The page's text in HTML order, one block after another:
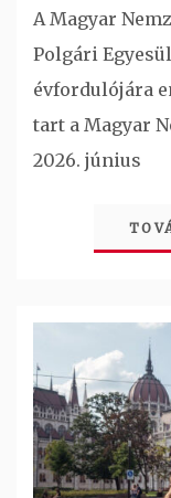
A Magyar
Polgári
évfordulójára
tart a Magyar
2026. június